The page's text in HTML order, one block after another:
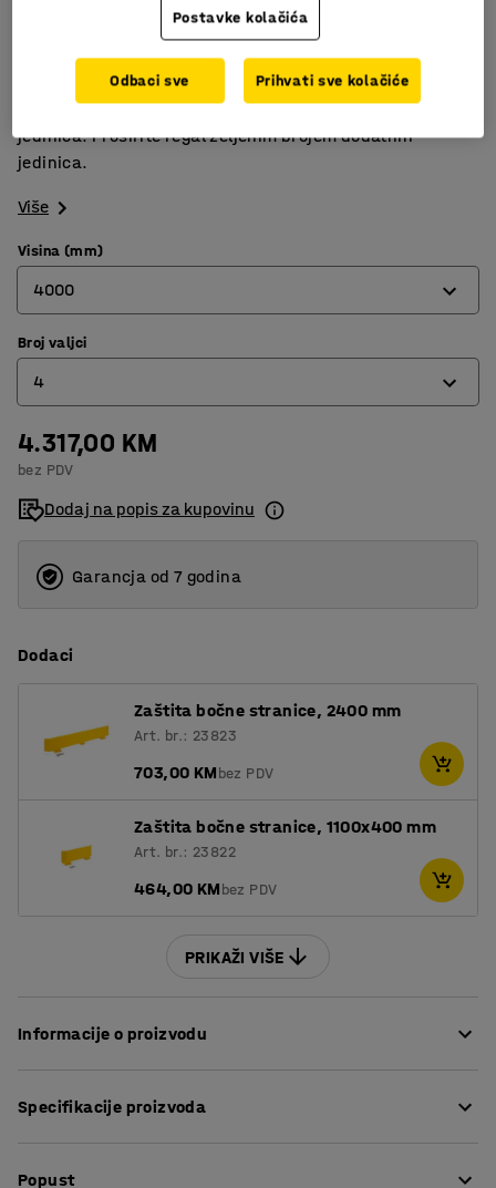
Za rukovanje kabelskim bubnjevima
Produžite je s dodatnom jedinicom
Kompletni i fleksibilni regal za palete za glatko i
učinkovito rukovanje kolutovima za kablove, osnovna
jedinica. Proširite regal željenim brojem dodatnih
jedinica.
Više
Visina (mm)
4000
2500
4000
5000
Broj valjci
4
2
4
5
4.317,00 KM
bez PDV
Dodaj na popis za kupovinu
Garancja od 7 godina
Dodaci
Zaštita bočne stranice, 2400 mm
Art. br.: 23823
703,00 KMbez PDV
Zaštita bočne stranice, 1100x400 mm
Art. br.: 23822
464,00 KMbez PDV
PRIKAŽI VIŠE
Informacije o proizvodu
fleksibilnošću i rezultatom vlastitog dizajna i produkcije
Specifikacije proizvoda
Dubina
Popust
Postavke kolačića
Odbaci sve Prihvati sve kolačiće